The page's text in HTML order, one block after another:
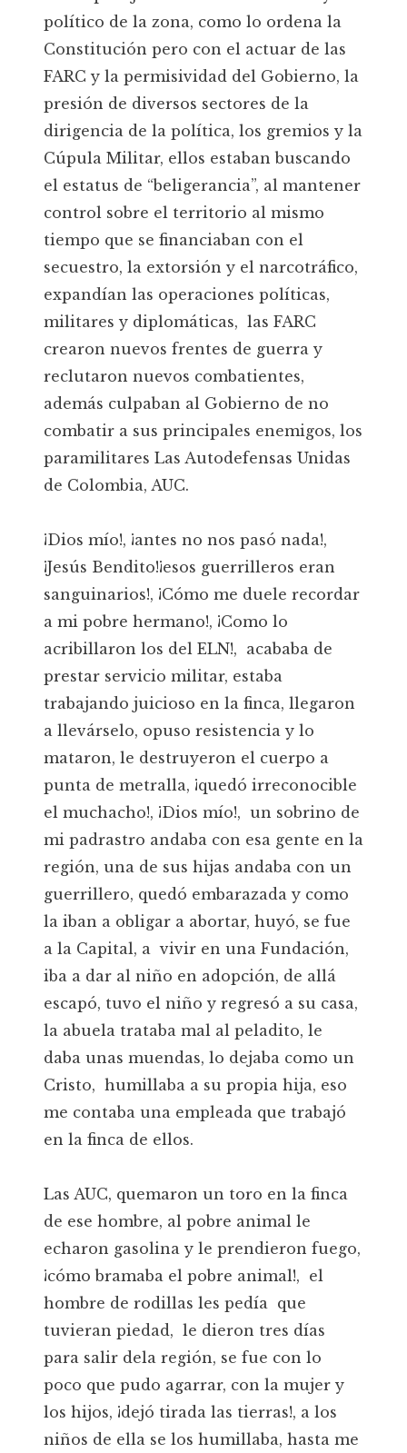
político de la zona, como lo ordena la
Constitución pero con el actuar de las
FARC y la permisividad del Gobierno, la
presión de diversos sectores de la
dirigencia de la política, los gremios y la
Cúpula Militar, ellos estaban buscando
el estatus de “beligerancia”, al mantener
control sobre el territorio al mismo
tiempo que se financiaban con el
secuestro, la extorsión y el narcotráfico,
expandían las operaciones políticas,
militares y diplomáticas, las FARC
crearon nuevos frentes de guerra y
reclutaron nuevos combatientes,
además culpaban al Gobierno de no
combatir a sus principales enemigos, los
paramilitares Las Autodefensas Unidas
de Colombia, AUC.
¡Dios mío!, ¡antes no nos pasó nada!,
¡Jesús Bendito!¡esos guerrilleros eran
sanguinarios!, ¡Cómo me duele recordar
a mi pobre hermano!, ¡Como lo
acribillaron los del ELN!, acababa de
prestar servicio militar, estaba
trabajando juicioso en la finca, llegaron
a llevárselo, opuso resistencia y lo
mataron, le destruyeron el cuerpo a
punta de metralla, ¡quedó irreconocible
el muchacho!, ¡Dios mío!, un sobrino de
mi padrastro andaba con esa gente en la
región, una de sus hijas andaba con un
guerrillero, quedó embarazada y como
la iban a obligar a abortar, huyó, se fue
a la Capital, a vivir en una Fundación,
iba a dar al niño en adopción, de allá
escapó, tuvo el niño y regresó a su casa,
la abuela trataba mal al peladito, le
daba unas muendas, lo dejaba como un
Cristo, humillaba a su propia hija, eso
me contaba una empleada que trabajó
en la finca de ellos.
Las AUC, quemaron un toro en la finca
de ese hombre, al pobre animal le
echaron gasolina y le prendieron fuego,
¡cómo bramaba el pobre animal!, el
hombre de rodillas les pedía que
tuvieran piedad, le dieron tres días
para salir dela región, se fue con lo
poco que pudo agarrar, con la mujer y
los hijos, ¡dejó tirada las tierras!, a los
niños de ella se los humillaba, hasta me